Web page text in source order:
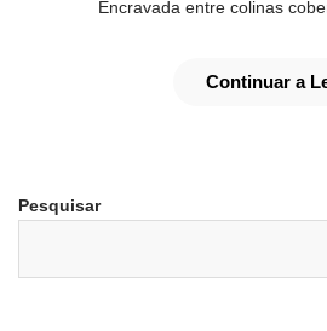
Encravada entre colinas
Continuar a
Pesquisar